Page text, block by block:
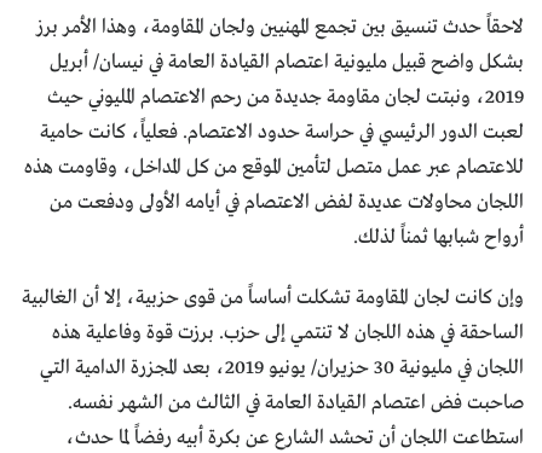
لاحقاً حدث تنسيق بين تجمع المهنيين ولجان المقاومة، وهذا الأمر برز
بشكل واضح قبيل مليونية اعتصام القيادة العامة في نيسان/ أبريل
2019، ونبتت لجان مقاومة جديدة من رحم الاعتصام المليوني حيث
لعبت الدور الرئيسي في حراسة حدود الاعتصام. فعلياً، كانت حامية
للاعتصام عبر عمل متصل لتأمين الموقع من كل المداخل، وقاومت هذه
اللجان محاولات عديدة لفض الاعتصام في أيامه الأولى ودفعت من
أرواح شبابها ثمناً لذلك.
وإن كانت لجان المقاومة تشكلت أساساً من قوى حزبية، إلا أن الغالبية
الساحقة في هذه اللجان لا تنتمي إلى حزب. برزت قوة وفاعلية هذه
اللجان في مليونية 30 حزيران/ يونيو 2019، بعد المجزرة الدامية التي
صاحبت فض اعتصام القيادة العامة في الثالث من الشهر نفسه.
استطاعت اللجان أن تحشد الشارع عن بكرة أبيه رفضاً لما حدث،